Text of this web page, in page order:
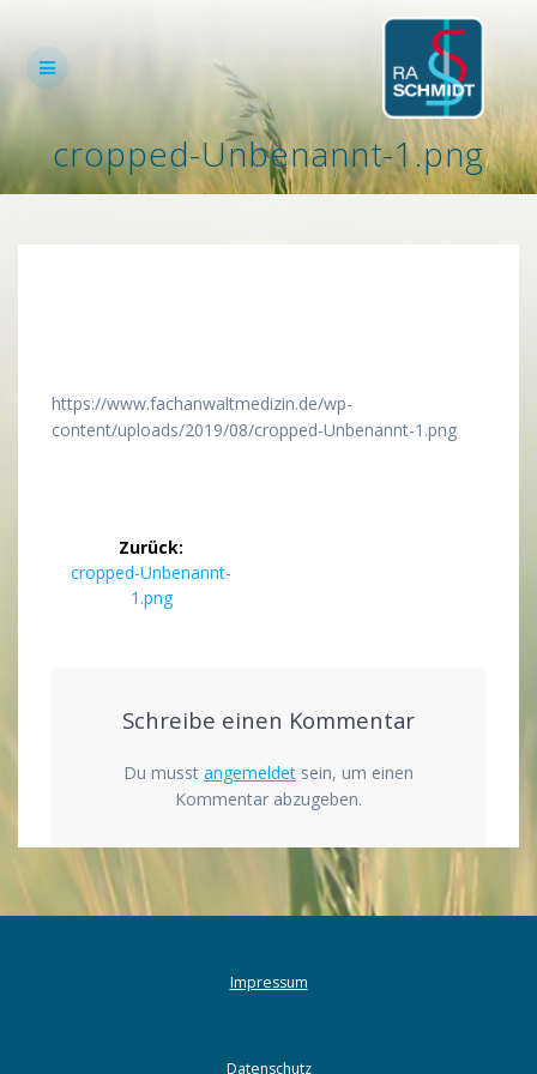
cropped-Unbenannt-1.png
https://www.fachanwaltmedizin.de/wp-
content/uploads/2019/08/cropped-Unbenannt-1.png
Beitragsnavigation
Zurück:
Vorheriger
cropped-Unbenannt-
1.png
Schreibe einen Kommentar
Du musst angemeldet sein, um einen
Kommentar abzugeben.
Impressum
Datenschutz